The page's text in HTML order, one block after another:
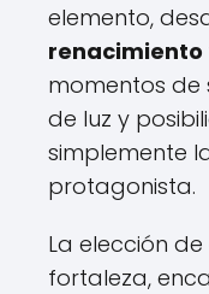
elemento,
renacimiento
momentos de
de luz y
simplemente
protagonista.
La elección
fortaleza,